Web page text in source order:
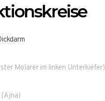
Molarer im linken Unterkiefer)
(Ajna)